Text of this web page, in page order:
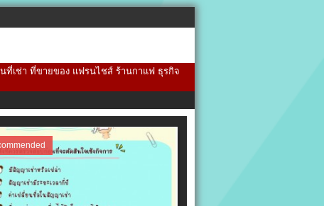
ที่เช่า ที่ขายของ แฟรนไชส์ ร้านกาแฟ ธุรกิจ